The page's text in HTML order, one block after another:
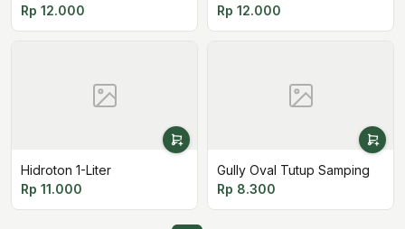
Rp 12.000
Rp 12.000
Hidroton 1-Liter
Rp 11.000
Gully Oval Tutup Samping
Rp 8.300